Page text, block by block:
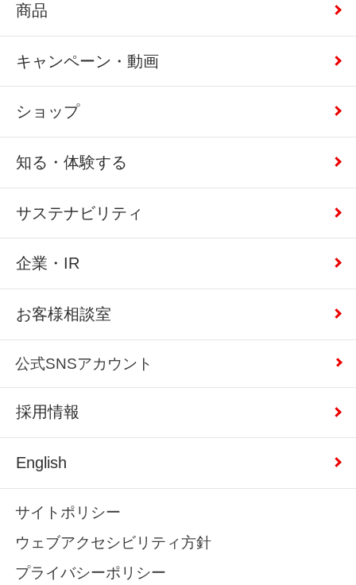
商品
キャンペーン・動画
ショップ
知る・体験する
サステナビリティ
企業・IR
お客様相談室
公式SNSアカウント
採用情報
English
サイトポリシー
ウェブアクセシビリティ方針
プライバシーポリシー